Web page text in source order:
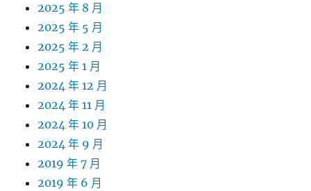
2025 年 8 月
2025 年 5 月
2025 年 2 月
2025 年 1 月
2024 年 12 月
2024 年 11 月
2024 年 10 月
2024 年 9 月
2019 年 7 月
2019 年 6 月